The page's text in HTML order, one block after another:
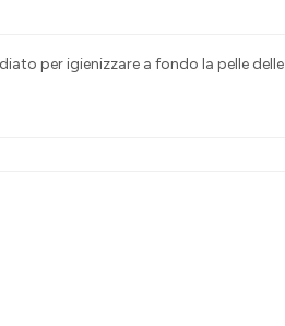
per igienizzare a fondo la pelle delle